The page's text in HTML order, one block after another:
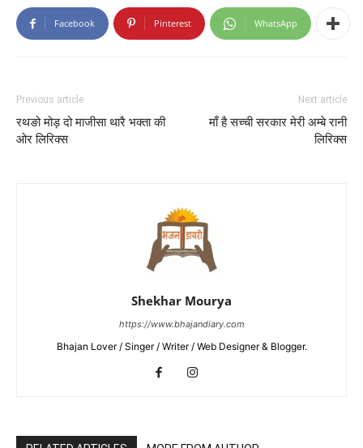
Facebook Pinterest WhatsApp
Previous article
रथङो मोड़ दो माजीसा थारै भक्ता की
ओर लिरिक्स
Next article
माँ है सच्ची सरकार मेरी अम्बे रानी
लिरिक्स
Shekhar Mourya
https://www.bhajandiary.com
Bhajan Lover / Singer / Writer / Web Designer & Blogger.